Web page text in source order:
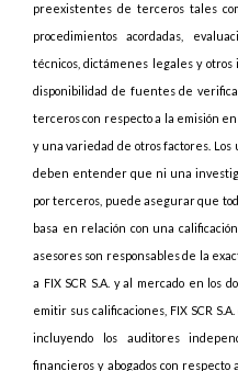
preexistentes de terceros tales
procedimientos acordadas,
técnicos, dictámenes legales y
disponibilidad de fuentes de
terceros con respecto a la emisión
y una variedad de otros factores. Los
deben entender que ni una
por terceros, puede asegurar que
basa en relación con una
asesores son responsables de la
a FIX SCR S.A. y al mercado en los
emitir sus calificaciones, FIX SCR
incluyendo los auditores
financieros y abogados con respecto